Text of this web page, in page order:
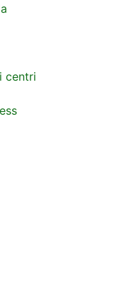
centri